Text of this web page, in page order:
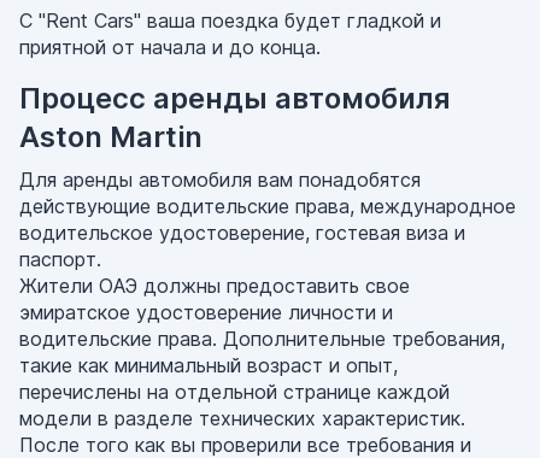
С "Rent Cars" ваша поездка будет гладкой и
приятной от начала и до конца.
Процесс аренды автомобиля
Aston Martin
Для аренды автомобиля вам понадобятся
действующие водительские права, международное
водительское удостоверение, гостевая виза и
паспорт.
Жители ОАЭ должны предоставить свое
эмиратское удостоверение личности и
водительские права. Дополнительные требования,
такие как минимальный возраст и опыт,
перечислены на отдельной странице каждой
модели в разделе технических характеристик.
После того как вы проверили все требования и